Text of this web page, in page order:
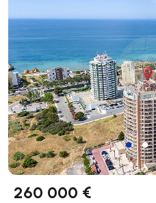
260 000 €